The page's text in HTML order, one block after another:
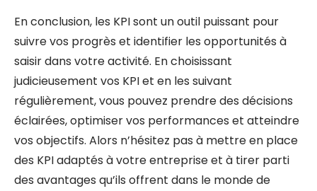
En conclusion, les KPI sont un outil puissant pour
suivre vos progrès et identifier les opportunités à
saisir dans votre activité. En choisissant
judicieusement vos KPI et en les suivant
régulièrement, vous pouvez prendre des décisions
éclairées, optimiser vos performances et atteindre
vos objectifs. Alors n’hésitez pas à mettre en place
des KPI adaptés à votre entreprise et à tirer parti
des avantages qu’ils offrent dans le monde de